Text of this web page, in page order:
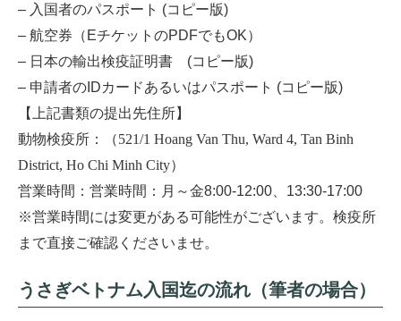
– 入国者のパスポート (コピー版)
– 航空券（EチケットのPDFでもOK）
– 日本の輸出検疫証明書 (コピー版)
– 申請者のIDカードあるいはパスポート (コピー版)
【上記書類の提出先住所】
動物検疫所：（521/1 Hoang Van Thu, Ward 4, Tan Binh
District, Ho Chi Minh City）
営業時間：営業時間：月～金8:00-12:00、13:30-17:00
※営業時間には変更がある可能性がございます。検疫所
まで直接ご確認くださいませ。
うさぎベトナム入国迄の流れ（筆者の場合）